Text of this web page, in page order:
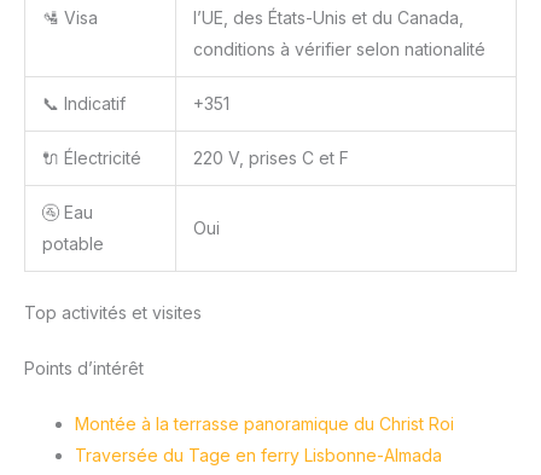
🛂 Visa
l’UE, des États-Unis et du Canada,
conditions à vérifier selon nationalité
📞 Indicatif +351
🔌 Électricité 220 V, prises C et F
🚰 Eau
potable
Oui
Top activités et visites
Points d’intérêt
Montée à la terrasse panoramique du Christ Roi
Traversée du Tage en ferry Lisbonne-Almada